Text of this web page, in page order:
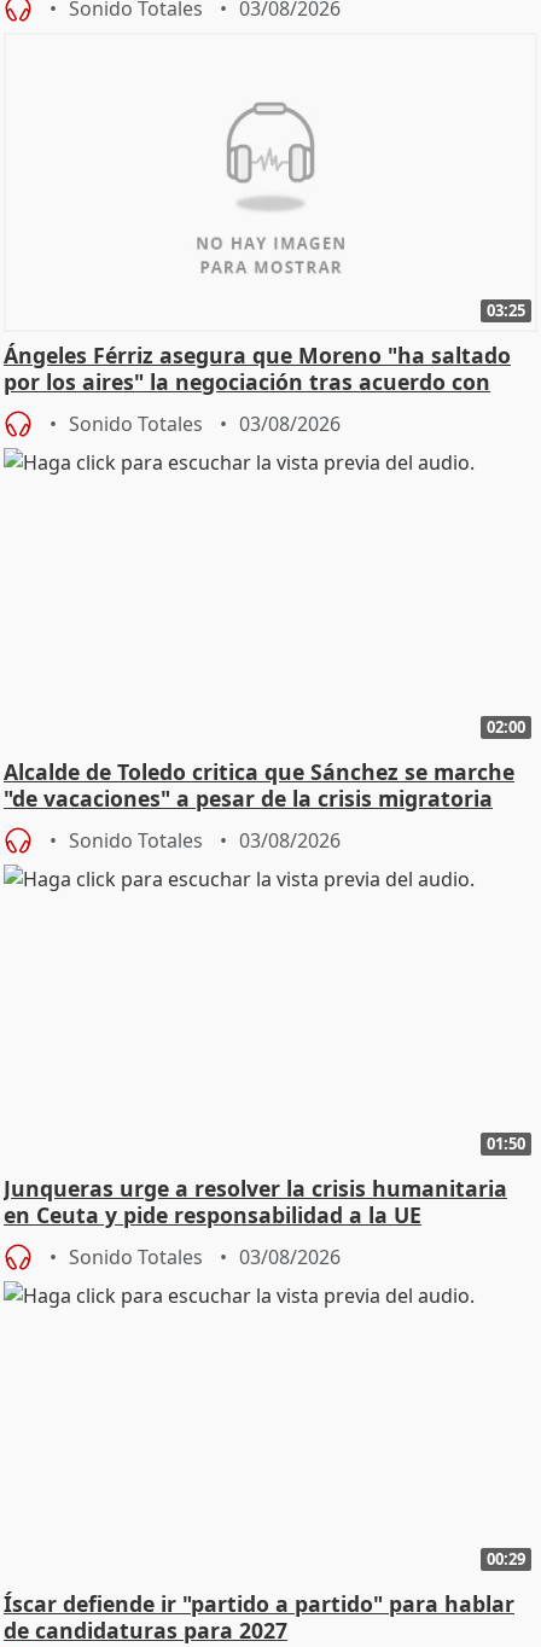
Sonido Totales 03/08/2026
03:25
Ángeles Férriz asegura que Moreno "ha saltado
por los aires" la negociación tras acuerdo con
SMA
Sonido Totales 03/08/2026
02:00
Alcalde de Toledo critica que Sánchez se marche
"de vacaciones" a pesar de la crisis migratoria
Sonido Totales 03/08/2026
01:50
Junqueras urge a resolver la crisis humanitaria
en Ceuta y pide responsabilidad a la UE
Sonido Totales 03/08/2026
00:29
Íscar defiende ir "partido a partido" para hablar
de candidaturas para 2027